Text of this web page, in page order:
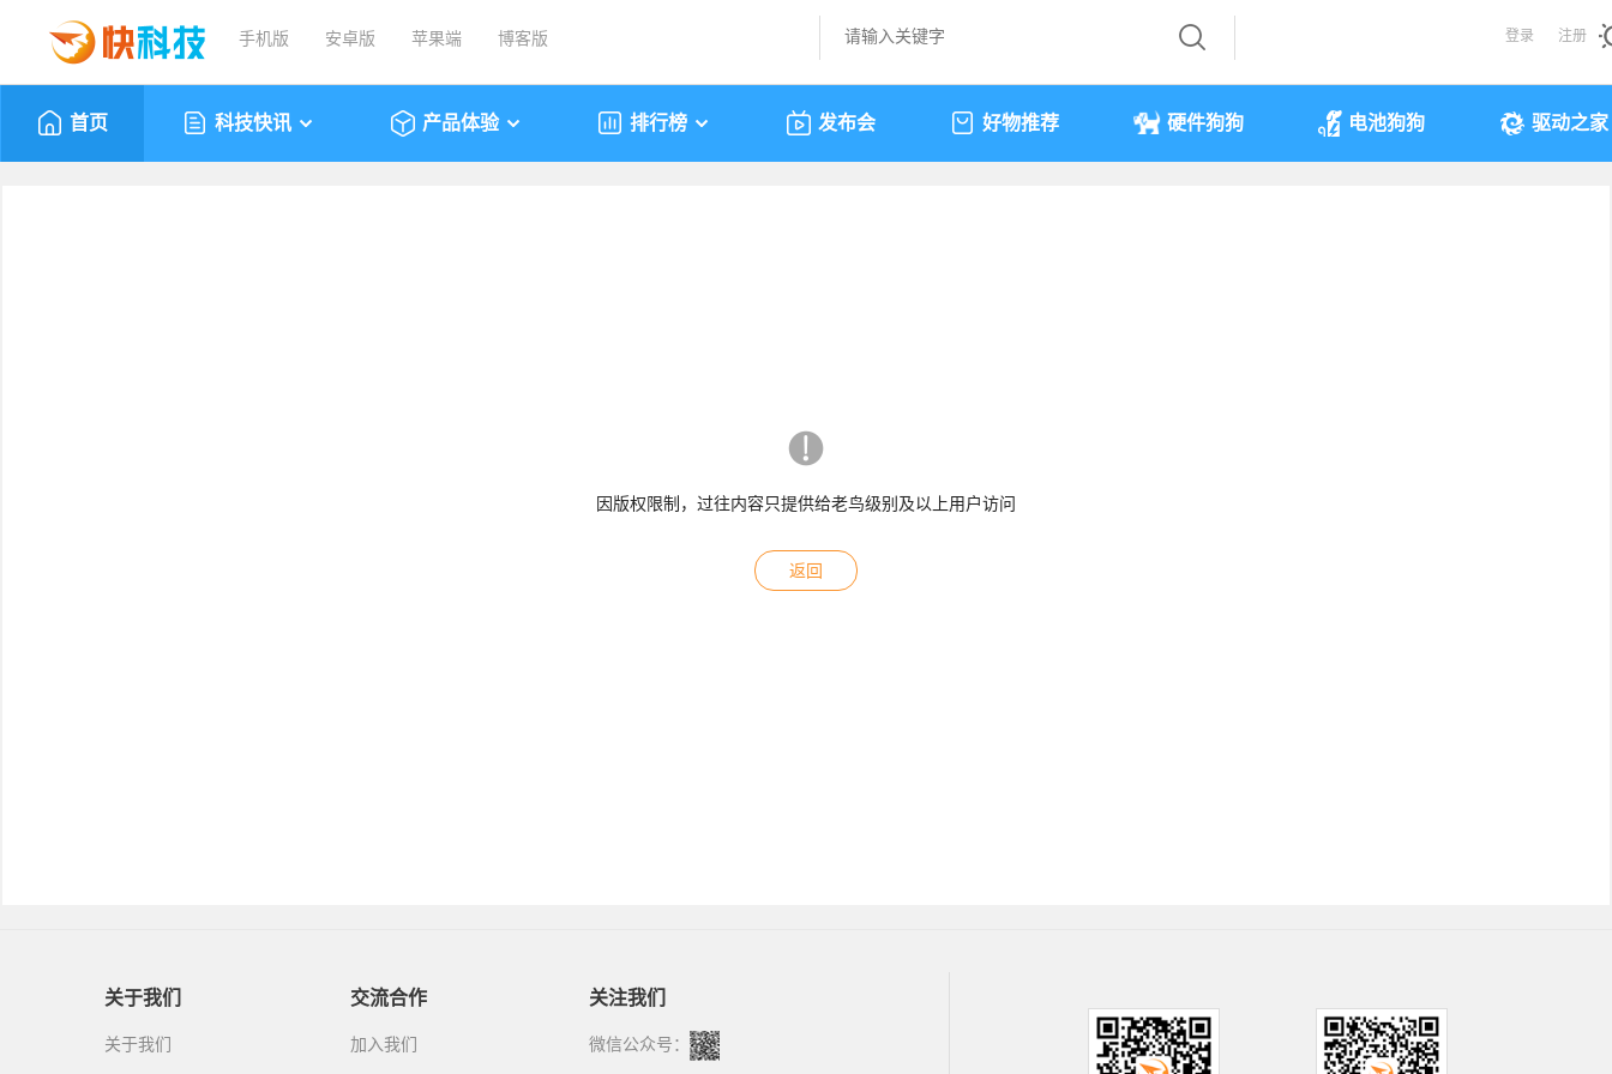
手机版 安卓版 苹果端 博客版 登录 注册
首页 科技快讯 产品体验 排行榜 发布会 好物推荐 硬件狗狗 电池狗狗 驱动之家
因版权限制，过往内容只提供给老鸟级别及以上用户访问
返回
关于我们
关于我们
交流合作
加入我们
关注我们
微信公众号：